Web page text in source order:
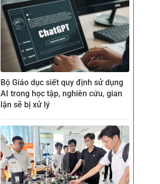
Bộ Giáo dục siết quy định sử dụng
AI trong học tập, nghiên cứu, gian
lận sẽ bị xử lý